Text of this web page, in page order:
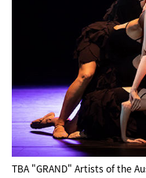
TBA "GRAND" Artists of the